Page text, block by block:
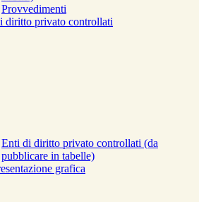
Provvedimenti
diritto privato controllati
Enti di diritto privato controllati (da
pubblicare in tabelle)
grafica